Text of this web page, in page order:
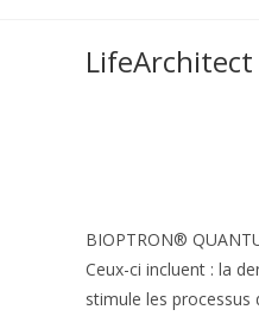
LifeArchitect
BIOPTRON®
Ceux-ci incluent : la
stimule les